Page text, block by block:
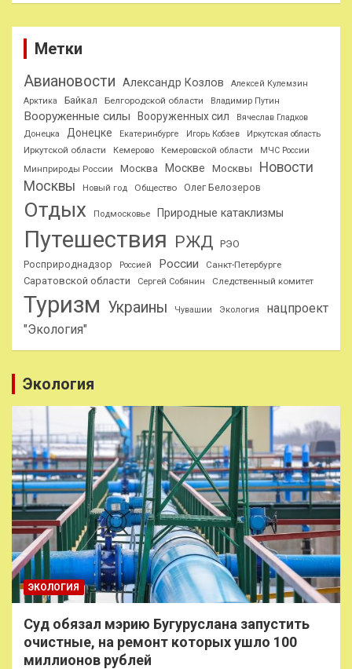
Метки
Авиановости Александр Козлов
Алексей Кулемзин
Арктика
Байкал Белгородской области Владимир Путин
Вооруженные силы Вооруженных сил
Вячеслав Гладков
Донецка
Донецке Екатеринбурге Игорь Кобзев Иркутская область
Иркутской области Кемерово Кемеровской области
МЧС России
Минприроды России
Москва Москве Москвы
Новости
Москвы
Новый год Общество Олег Белозеров
Отдых Подмосковье Природные катаклизмы
Путешествия РЖД РЭО
Росприроднадзор
Россией России Санкт-Петербурге
Саратовской области Сергей Собянин Следственный комитет
Туризм Украины Чувашии Экология
нацпроект
"Экология"
Экология
ЭКОЛОГИЯ
Суд обязал мэрию Бугуруслана запустить
очистные, на ремонт которых ушло 100
миллионов рублей